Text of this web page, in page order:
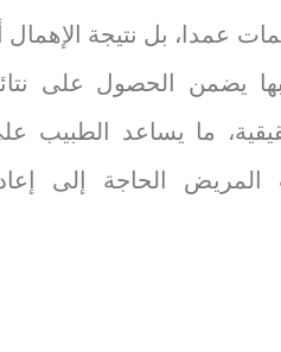
عمدا، بل نتيجة الإهمال
يضمن الحصول على
ما يساعد الطبيب
الحاجة إلى